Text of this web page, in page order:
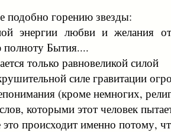
подобно горению звезды:
энергии любви и желания
Бытия....
только равновеликой силой
силе гравитации
(кроме немногих,
которыми этот человек
происходит именно потому,